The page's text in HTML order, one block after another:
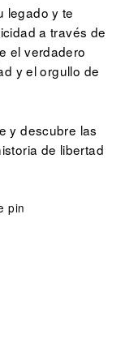
legado y te
a través de
el verdadero
y el orgullo de
y descubre las
de libertad
pin